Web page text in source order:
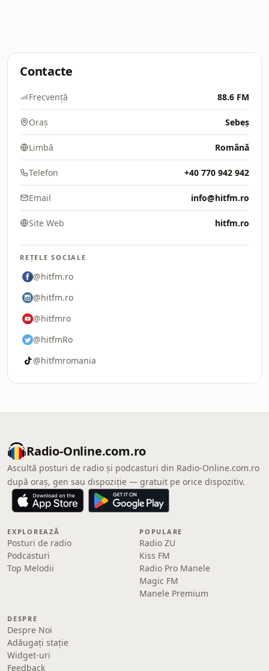
Contacte
Frecvență 88.6 FM
Oraș Sebeș
Limbă Română
Telefon +40 770 942 942
Email info@hitfm.ro
Site Web hitfm.ro
REȚELE SOCIALE
@hitfm.ro
@hitfm.ro
@hitfmro
@hitfmRo
@hitfmromania
Radio-Online.com.ro
Ascultă posturi de radio și podcasturi din Radio-Online.com.ro
după oraș, gen sau dispoziție — gratuit pe orice dispozitiv.
EXPLOREAZĂ
Posturi de radio
Podcasturi
Top Melodii
POPULARE
Radio ZU
Kiss FM
Radio Pro Manele
Magic FM
Manele Premium
DESPRE
Despre Noi
Adăugați stație
Widget-uri
Feedback